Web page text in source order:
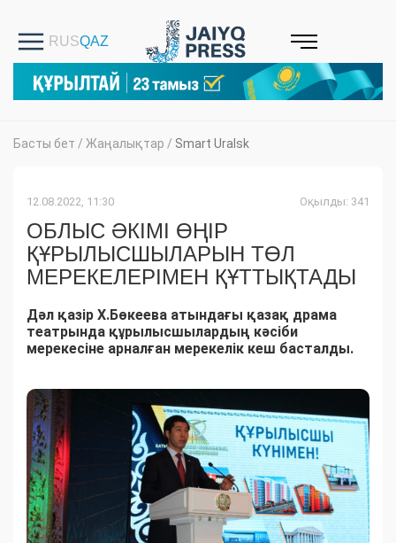
Басты бет / Жаңалықтар / Smart Uralsk
12.08.2022, 11:30 Оқылды: 341
ОБЛЫС ӘКІМІ ӨҢІР
ҚҰРЫЛЫСШЫЛАРЫН ТӨЛ
МЕРЕКЕЛЕРІМЕН ҚҰТТЫҚТАДЫ
Дәл қазір Х.Бөкеева атындағы қазақ драма
театрында құрылысшылардың кәсіби
мерекесіне арналған мерекелік кеш басталды.